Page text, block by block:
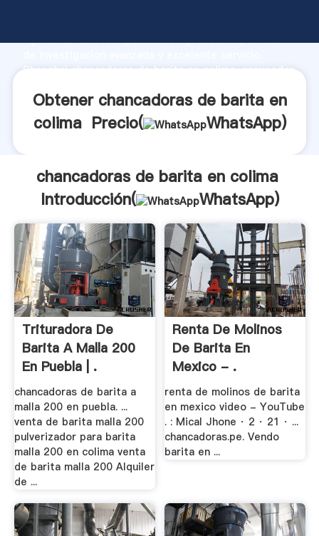
Agarrando fuerte capacidad de producción, fuerza
Shanghai chancadoras de barita en colima proveedor
Obtener chancadoras de barita en
colima Precio(
WhatsApp)
chancadoras de barita en colima
Introducción(
WhatsApp)
Trituradora De
Barita A Malla 200
En Puebla | .
chancadoras de barita a
malla 200 en puebla. ...
venta de barita malla 200
pulverizador para barita
malla 200 en colima venta
de barita malla 200 Alquiler
de ...
Renta De Molinos
De Barita En
Mexico - .
renta de molinos de barita
en mexico video - YouTube
. : Mical Jhone · 2 · 21 · ...
chancadoras.pe. Vendo
barita en ...